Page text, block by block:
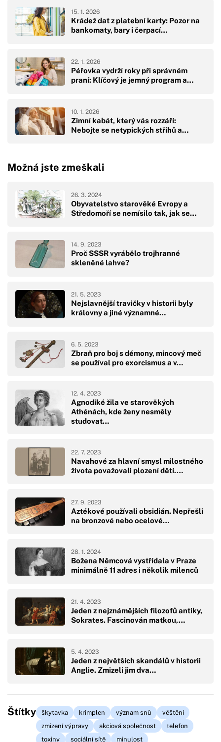
Krádež dat z platební karty: Pozor na
bankomaty, bary i čerpací…
15. 1. 2026
Péřovka vydrží roky při správném
praní: Klíčový je jemný program a…
22. 1. 2026
Zimní kabát, který vás rozzáří:
Nebojte se netypických střihů a…
10. 1. 2026
Možná jste zmeškali
Obyvatelstvo starověké Evropy a
Středomoří se nemísilo tak, jak se…
26. 3. 2024
Proč SSSR vyrábělo trojhranné
skleněné lahve?
14. 9. 2023
Nejslavnější travičky v historii byly
královny a jiné významné…
21. 5. 2023
Zbraň pro boj s démony, mincový meč
se používal pro exorcismus a v…
6. 5. 2023
Agnodiké žila ve starověkých
Athénách, kde ženy nesměly
studovat…
12. 4. 2023
Navahové za hlavní smysl milostného
života považovali plození dětí.…
22. 7. 2023
Aztékové používali obsidián. Nepřešli
na bronzové nebo ocelové…
27. 9. 2023
Božena Němcová vystřídala v Praze
minimálně 11 adres i několik milenců
28. 1. 2024
Jeden z nejznámějších filozofů antiky,
Sokrates. Fascinován matkou,…
21. 4. 2023
Jeden z největších skandálů v historii
Anglie. Zmizeli jim dva…
5. 4. 2023
Štítky škytavka krimplen význam snů
věštění
zmizení výpravy
akciová společnost
telefon
toxiny
sociální sítě minulost